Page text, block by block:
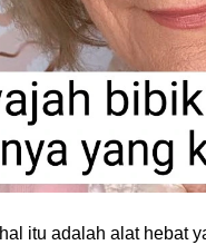
itu adalah alat hebat